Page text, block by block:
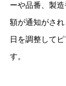
ーや品番、製
額が通知がさ
日を調整して
す。